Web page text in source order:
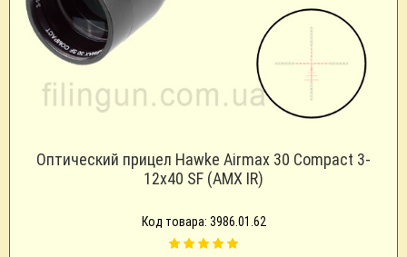
Оптический прицел Hawke Airmax 30 Compact 3-
12x40 SF (AMX IR)
Код товара: 3986.01.62